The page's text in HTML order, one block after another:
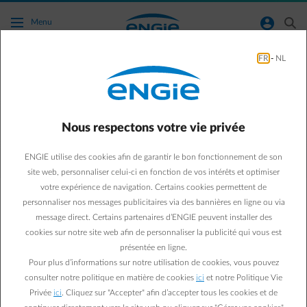
Accéder au contenu principal
Menu normal-account-circle search
Je suis actuellement un client résidentiel
(privé) . Comment puis-je changer mon
statut pour client professionnel ?
arrow-left Aller à la page contact
Lorsque votre statut passe de client résidentiel à client
professionnel, il est nécessaire d'établir une facture finale sur votre
numéro de client résidentiel. De cette façon, nous pouvons
contactez-nous au 078 35 33 33.
FR - NL
Nous respectons votre vie privée
ENGIE utilise des cookies afin de garantir le bon fonctionnement de son
site web, personnaliser celui-ci en fonction de vos intérêts et optimiser
votre expérience de navigation. Certains cookies permettent de
personnaliser nos messages publicitaires via des bannières en ligne ou via
message direct. Certains partenaires d’ENGIE peuvent installer des
cookies sur notre site web afin de personnaliser la publicité qui vous est
présentée en ligne.
Pour plus d’informations sur notre utilisation de cookies, vous pouvez
consulter notre politique en matière de cookies ici et notre Politique Vie
Privée ici . Cliquez sur "Accepter" afin d’accepter tous les cookies et de